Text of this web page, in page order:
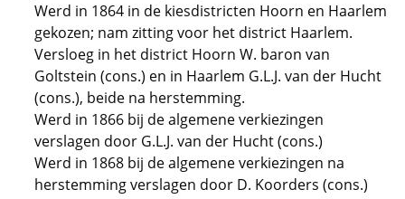
Werd in 1864 in de kiesdistricten Hoorn en Haarlem
gekozen; nam zitting voor het district Haarlem.
Versloeg in het district Hoorn W. baron van
Goltstein (cons.) en in Haarlem G.L.J. van der Hucht
(cons.), beide na herstemming.
Werd in 1866 bij de algemene verkiezingen
verslagen door G.L.J. van der Hucht (cons.)
Werd in 1868 bij de algemene verkiezingen na
herstemming verslagen door D. Koorders (cons.)